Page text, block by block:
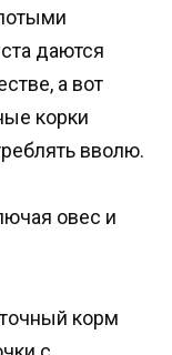
даются
а вот
корки
вволю.
овес и
корм